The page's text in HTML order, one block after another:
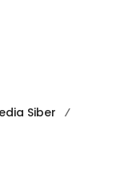
Siber